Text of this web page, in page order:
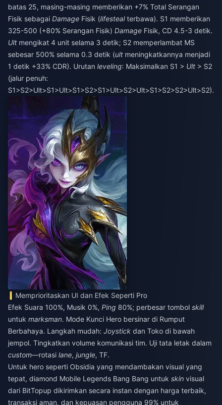
batas 25, masing-masing memberikan +7% Total Serangan
Fisik sebagai Damage Fisik (lifestealterbawa). S1 memberikan
325-500 (+80% Serangan Fisik) Damage Fisik, CD 4.5-3 detik.
Ult mengikat 4 unit selama 3 detik; S2 memperlambat MS
sebesar 500% selama 0.3 detik (ult meningkatkannya menjadi
1 detik +33% CDR). Urutan leveling: Maksimalkan S1 > Ult > S2
(jalur penuh:
S1>S2>Ult>S1>Ult>S1>S2>S1>Ult>S2>Ult>S1>S2>S2>Ult>S2).
Memprioritaskan UI dan Efek Seperti Pro
Efek Suara 100%, Musik 0%, Ping 80%; perbesar tombol skill
untuk marksman. Mode Kunci Hero bersinar di Rumput
Berbahaya. Langkah mudah: Joystick dan Toko di bawah
jempol. Tingkatkan volume komunikasi tim. Uji tata letak dalam
custom—rotasi lane, jungle, TF.
Untuk hero seperti Obsidia yang mendambakan visual yang
tepat, diamond Mobile Legends Bang Bang untuk skin visual
dari BitTopup dikirimkan secara instan dengan harga terbaik,
transaksi aman, dan kepuasan pengguna 99% untuk